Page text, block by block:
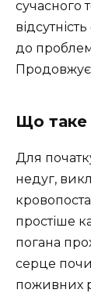
сучасного
до
Що таке
Для
недуг,
простіше
погана
серце
поживних